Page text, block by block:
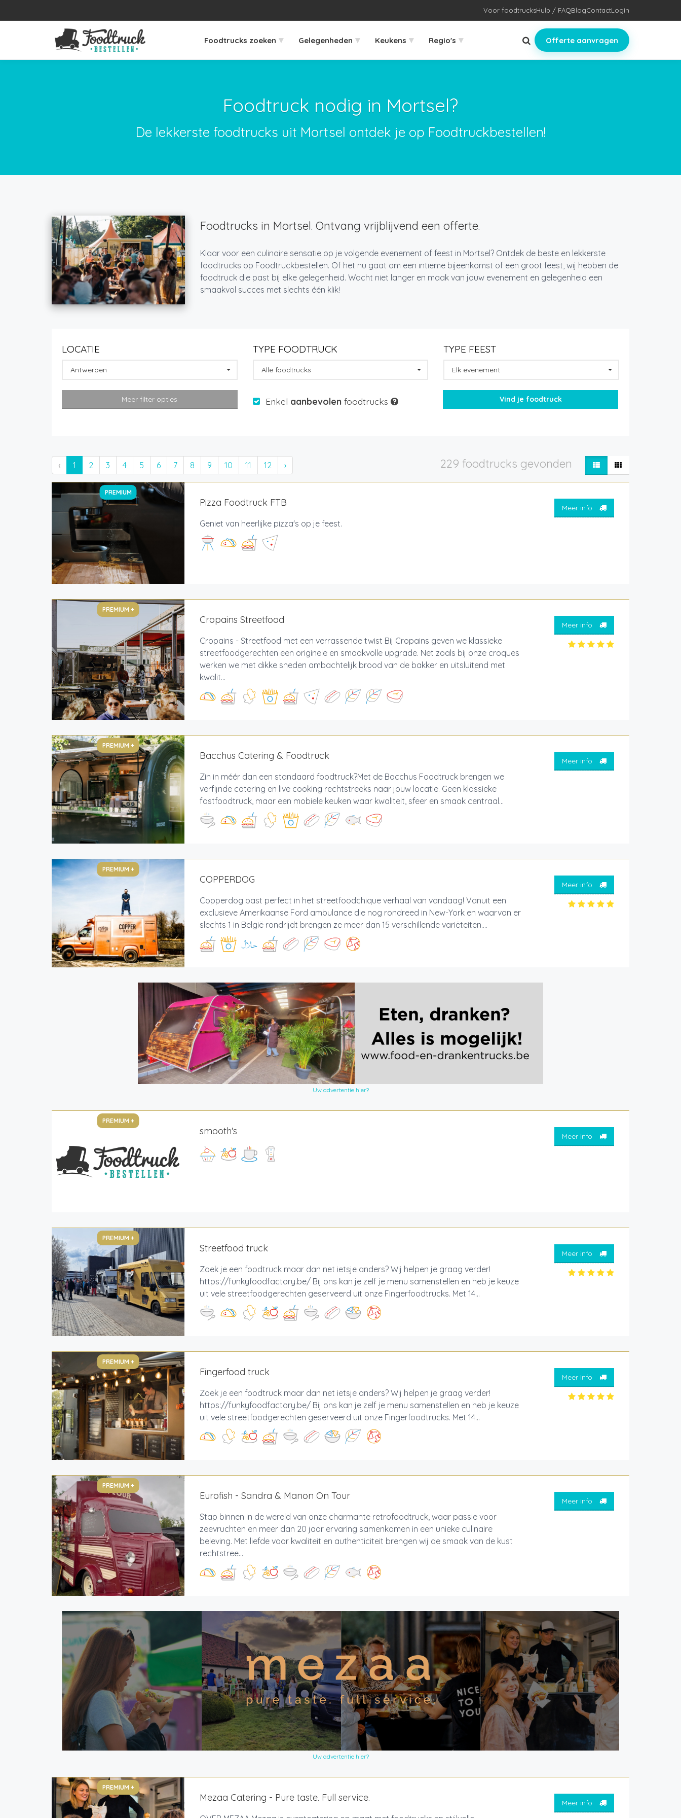
Voor foodtrucksHulp / FAQBlogContactLogin
Foodtrucks zoeken ▾ Gelegenheden ▾ Keukens ▾ Regio's ▾ Offerte aanvragen
Foodtruck nodig in Mortsel?
De lekkerste foodtrucks uit Mortsel ontdek je op Foodtruckbestellen!
Foodtrucks in Mortsel. Ontvang vrijblijvend een offerte.
Klaar voor een culinaire sensatie op je volgende evenement of feest in Mortsel? Ontdek de beste en lekkerste
foodtrucks op Foodtruckbestellen. Of het nu gaat om een intieme bijeenkomst of een groot feest, wij hebben de
foodtruck die past bij elke gelegenheid. Wacht niet langer en maak van jouw evenement en gelegenheid een
smaakvol succes met slechts één klik!
LOCATIE
Antwerpen
TYPE FOODTRUCK
Alle foodtrucks
TYPE FEEST
Elk evenement
Meer filter opties Enkel aanbevolen foodtrucks
‹ 1 2 3 4 5 6 7 8 9 10 11 12 › 229 foodtrucks gevonden
PREMIUM
Pizza Foodtruck FTB
Geniet van heerlijke pizza's op je feest.
Meer info
PREMIUM +
Cropains Streetfood
Cropains - Streetfood met een verrassende twist Bij Cropains geven we klassieke
streetfoodgerechten een originele en smaakvolle upgrade. Net zoals bij onze croques
werken we met dikke sneden ambachtelijk brood van de bakker en uitsluitend met
kwalit...
Meer info
PREMIUM +
Bacchus Catering & Foodtruck
Zin in méér dan een standaard foodtruck?Met de Bacchus Foodtruck brengen we
verfijnde catering en live cooking rechtstreeks naar jouw locatie. Geen klassieke
fastfoodtruck, maar een mobiele keuken waar kwaliteit, sfeer en smaak centraal...
Meer info
PREMIUM +
COPPERDOG
Copperdog past perfect in het streetfoodchique verhaal van vandaag! Vanuit een
exclusieve Amerikaanse Ford ambulance die nog rondreed in New-York en waarvan er
slechts 1 in België rondrijdt brengen ze meer dan 15 verschillende variëteiten....
Meer info
Uw advertentie hier?
PREMIUM +
smooth's Meer info
PREMIUM +
Streetfood truck
Zoek je een foodtruck maar dan net ietsje anders? Wij helpen je graag verder!
https://funkyfoodfactory.be/ Bij ons kan je zelf je menu samenstellen en heb je keuze
uit vele streetfoodgerechten geserveerd uit onze Fingerfoodtrucks. Met 14...
Meer info
PREMIUM +
Fingerfood truck
Zoek je een foodtruck maar dan net ietsje anders? Wij helpen je graag verder!
https://funkyfoodfactory.be/ Bij ons kan je zelf je menu samenstellen en heb je keuze
uit vele streetfoodgerechten geserveerd uit onze Fingerfoodtrucks. Met 14...
Meer info
PREMIUM +
Eurofish - Sandra & Manon On Tour
Stap binnen in de wereld van onze charmante retrofoodtruck, waar passie voor
zeevruchten en meer dan 20 jaar ervaring samenkomen in een unieke culinaire
beleving. Met liefde voor kwaliteit en authenticiteit brengen wij de smaak van de kust
rechtstree...
Meer info
Uw advertentie hier?
PREMIUM +
Mezaa Catering - Pure taste. Full service. Meer info